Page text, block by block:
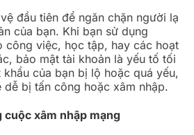
đầu tiên để ngăn chặn người lạ
của bạn. Khi bạn sử dụng
công việc, học tập, hay các hoạt
bảo mật tài khoản là yếu tố tối
của bạn bị lộ hoặc quá yếu,
dễ bị tấn công hoặc xâm nhập.
cuộc xâm nhập mạng